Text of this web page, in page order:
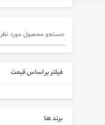
فیلتر بر اساس قیمت
برند ها